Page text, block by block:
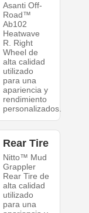
Asanti Off-
Road™
Ab102
Heatwave
R. Right
Wheel de
alta calidad
utilizado
para una
apariencia y
rendimiento
personalizados.
Rear Tire
Nitto™ Mud
Grappler
Rear Tire de
alta calidad
utilizado
para una